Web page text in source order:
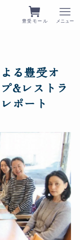
豊受モール メニュー
る豊受オ
&レストラ
ポート